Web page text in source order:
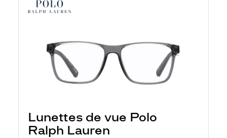
Lunettes de vue Polo
Ralph Lauren